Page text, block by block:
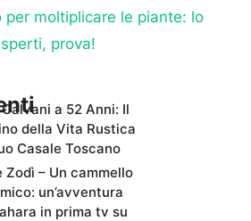
per moltiplicare le piante: lo
prova!
a 52 Anni: Il
della Vita Rustica
Casale Toscano
Zodì – Un cammello
un’avventura
in prima tv su